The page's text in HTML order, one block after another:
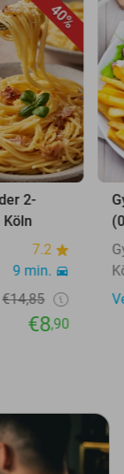
40%
2-
Köln
7.2
9 min.
€14,85
€8,90